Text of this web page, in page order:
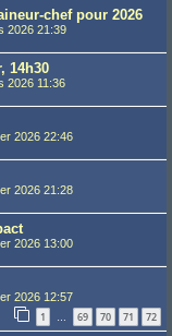
chef pour 2026
2026 21:39
14h30
2026 11:36
2026 22:46
2026 21:28
2026 13:00
2026 12:57
1 … 69 70 71 72